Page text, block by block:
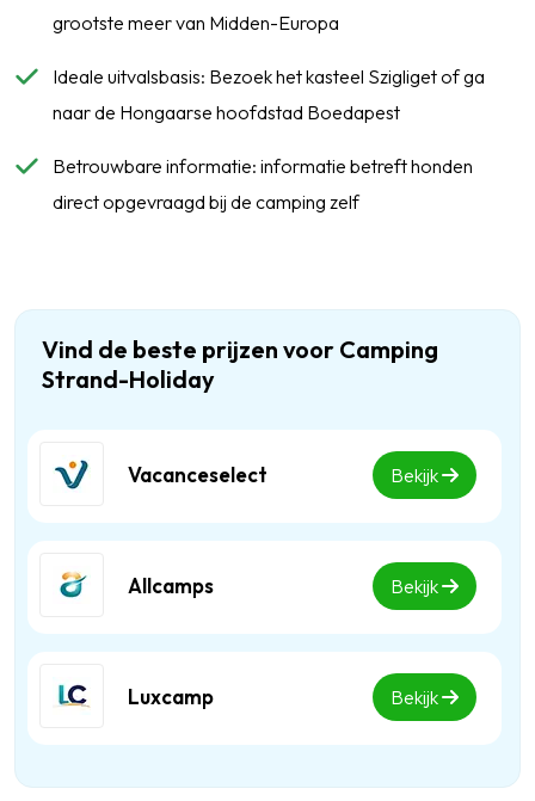
grootste meer van Midden-Europa
Ideale uitvalsbasis: Bezoek het kasteel Szigliget of ga
naar de Hongaarse hoofdstad Boedapest
Betrouwbare informatie: informatie betreft honden
direct opgevraagd bij de camping zelf
Vind de beste prijzen voor Camping
Strand-Holiday
Vacanceselect Bekijk
Allcamps Bekijk
Luxcamp Bekijk